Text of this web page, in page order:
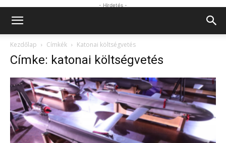
- Hirdetés -
Kezdőlap Címkék Katonai költségvetés
Címke: katonai költségvetés